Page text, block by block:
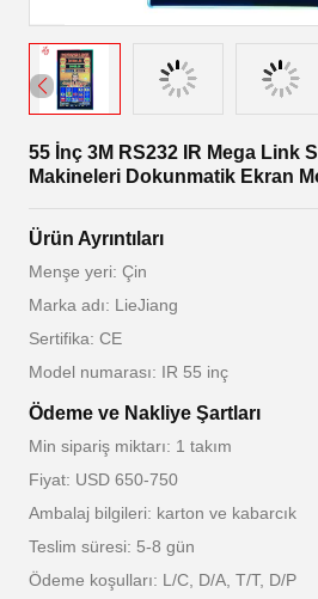
55 İnç 3M RS232 IR Mega Link
Makineleri Dokunmatik Ekran
Ürün Ayrıntıları
Menşe yeri: Çin
Marka adı: LieJiang
Sertifika: CE
Model numarası: IR 55 inç
Ödeme ve Nakliye Şartları
Min sipariş miktarı: 1 takım
Fiyat: USD 650-750
Ambalaj bilgileri: karton ve kabarcık
Teslim süresi: 5-8 gün
Ödeme koşulları: L/C, D/A, T/T, D/P